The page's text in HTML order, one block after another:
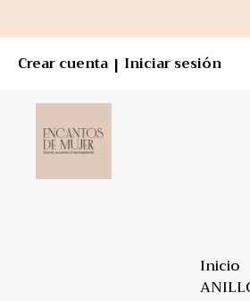
Crear cuenta | Iniciar sesión
Inicio